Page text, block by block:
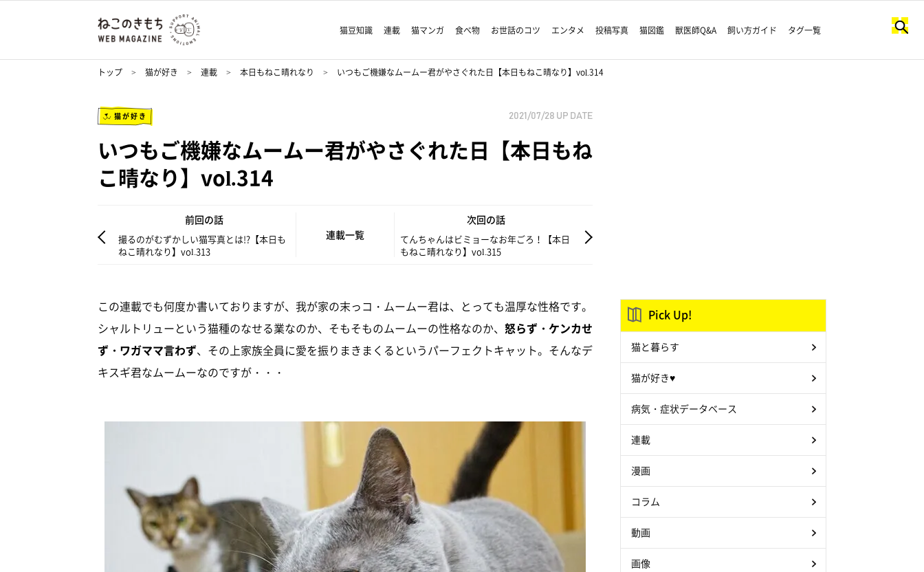
猫豆知識 連載 猫マンガ 食べ物 お世話のコツ エンタメ 投稿写真 猫図鑑 獣医師Q&A 飼い方ガイド タグ一覧
トップ 猫が好き 連載 本日もねこ晴れなり いつもご機嫌なムームー君がやさぐれた日【本日もねこ晴なり】vol.314
猫が好き 2021/07/28 UP DATE
いつもご機嫌なムームー君がやさぐれた日【本日もね
こ晴なり】vol.314
前回の話
撮るのがむずかしい猫写真とは!?【本日も
ねこ晴れなり】vol.313
連載一覧
次回の話
てんちゃんはビミョーなお年ごろ！【本日
もねこ晴れなり】vol.315
この連載でも何度か書いておりますが、我が家の末っコ・ムームー君は、とっても温厚な性格です。
シャルトリューという猫種のなせる業なのか、そもそものムームーの性格なのか、 怒らず・ケンカせ
ず・ワガママ言わず、その上家族全員に愛を振りまきまくるというパーフェクトキャット。そんなデ
キスギ君なムームーなのですが・・・
Pick Up!
猫と暮らす
猫が好き♥
病気・症状データベース
連載
漫画
コラム
動画
画像